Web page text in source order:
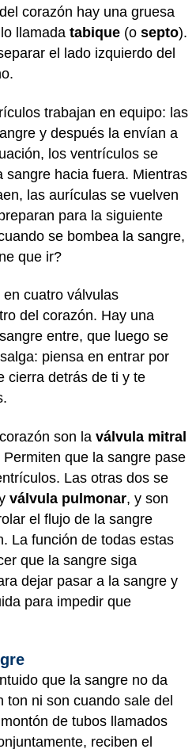
corazón hay una gruesa
llamada tabique (o septo).
el lado izquierdo del
trabajan en equipo: las
y después la envían a
los ventrículos se
sangre hacia fuera. Mientras
las aurículas se vuelven
para la siguiente
se bombea la sangre,
que ir?
cuatro válvulas
del corazón. Hay una
entre, que luego se
piensa en entrar por
cierra detrás de ti y te
son la válvula mitral
Permiten que la sangre pase
Las otras dos se
válvula pulmonar, y son
el flujo de la sangre
La función de todas estas
que la sangre siga
dejar pasar a la sangre y
para impedir que
que la sangre no da
ton ni son cuando sale del
de tubos llamados
reciben el